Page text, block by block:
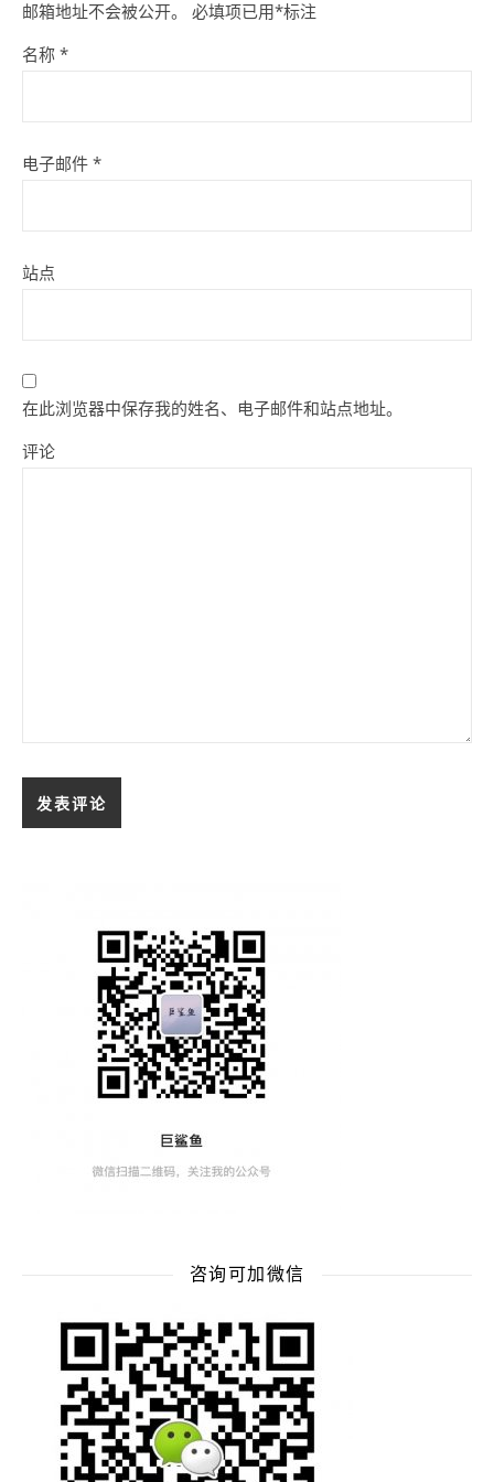
邮箱地址不会被公开。 必填项已用*标注
名称 *
电子邮件 *
站点
在此浏览器中保存我的姓名、电子邮件和站点地址。
评论
咨询可加微信